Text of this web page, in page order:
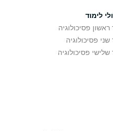
לימוד
פסיכולוגיה
פסיכולוגיה
שלישי פסיכולוגיה